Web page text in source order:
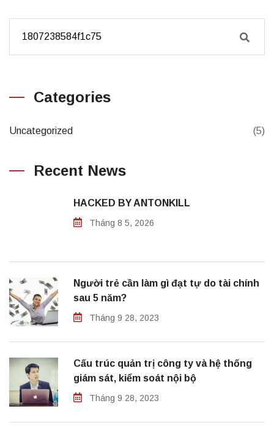
Categories
Uncategorized (5)
Recent News
HACKED BY ANTONKILL
Tháng 8 5, 2026
Người trẻ cần làm gì đạt tự do tài chính
sau 5 năm?
Tháng 9 28, 2023
Cấu trúc quản trị công ty và hệ thống
giám sát, kiểm soát nội bộ
Tháng 9 28, 2023